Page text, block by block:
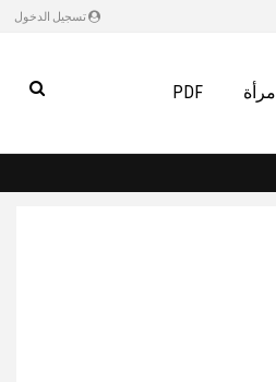
تسجيل الدخول
مرأة PDF